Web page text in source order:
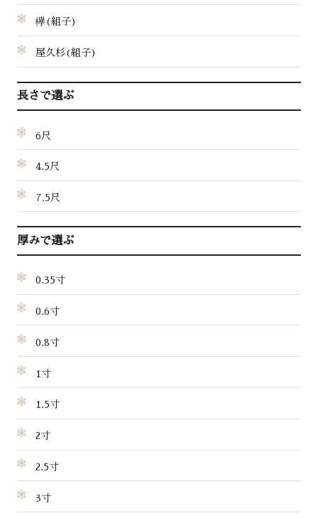
欅(組子)
屋久杉(組子)
長さで選ぶ
6尺
4.5尺
7.5尺
厚みで選ぶ
0.35寸
0.6寸
0.8寸
1寸
1.5寸
2寸
2.5寸
3寸